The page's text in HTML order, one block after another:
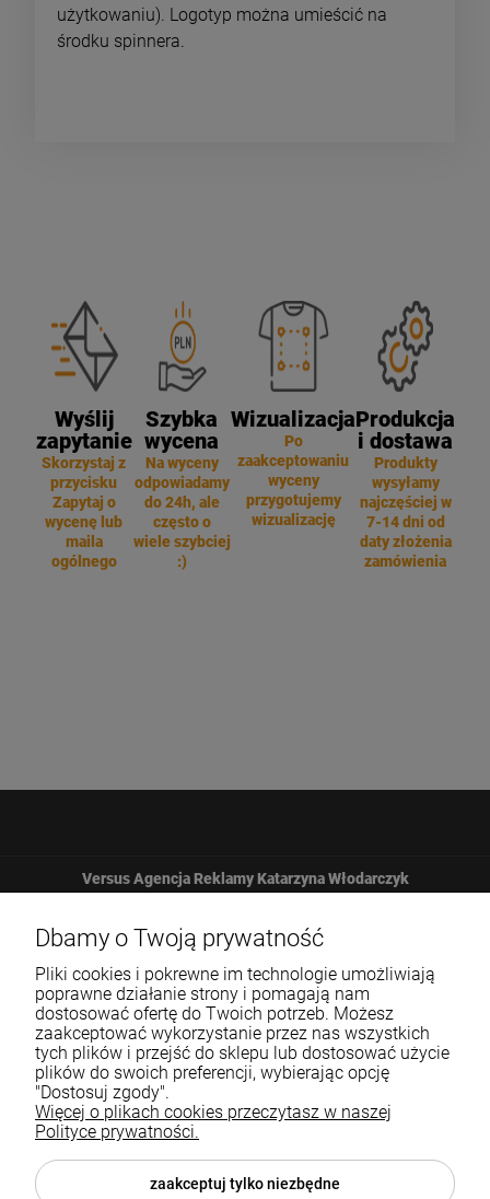
użytkowaniu). Logotyp można umieścić na
środku spinnera.
Wyślij
zapytanie
Skorzystaj z
przycisku
Zapytaj o
wycenę lub
maila
ogólnego
Szybka
wycena
Na wyceny
odpowiadamy
do 24h, ale
często o
wiele szybciej
:)
Wizualizacja
Po
zaakceptowaniu
wyceny
przygotujemy
wizualizację
Produkcja
i dostawa
Produkty
wysyłamy
najczęściej w
7-14 dni od
daty złożenia
zamówienia
Versus Agencja Reklamy Katarzyna Włodarczyk
Żbicka 161
32-065 Krzeszowice
12 307 25 82
Pomoc
Dbamy o Twoją prywatność
Pliki cookies i pokrewne im technologie umożliwiają
poprawne działanie strony i pomagają nam
dostosować ofertę do Twoich potrzeb. Możesz
zaakceptować wykorzystanie przez nas wszystkich
tych plików i przejść do sklepu lub dostosować użycie
plików do swoich preferencji, wybierając opcję
"Dostosuj zgody".
Więcej o plikach cookies przeczytasz w naszej
Polityce prywatności.
zaakceptuj tylko niezbędne